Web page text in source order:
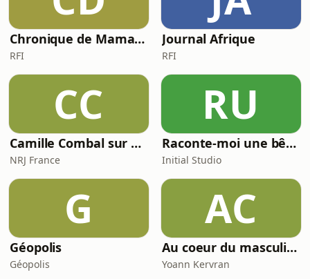
Chronique de Mamane
RFI
Journal Afrique
RFI
CC
Camille Combal sur NRJ
NRJ France
RU
Raconte-moi une bêtise
Initial Studio
G
Géopolis
Géopolis
AC
Au coeur du masculin - Yoann Kervran
Yoann Kervran